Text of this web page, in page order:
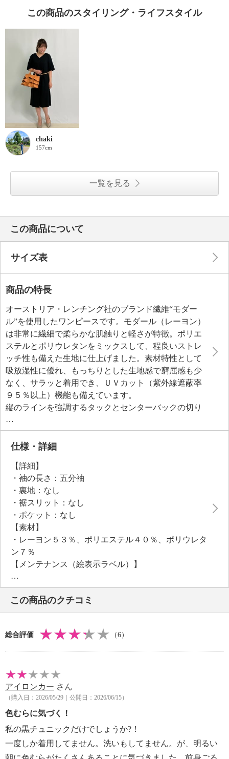
この商品のスタイリング・ライフスタイル
chaki
157cm
一覧を見る
この商品について
サイズ表
商品の特長
オーストリア・レンチング社のブランド繊維“モダー
ル”を使用したワンピースです。モダール（レーヨン）
は非常に繊細で柔らかな肌触りと軽さが特徴。ポリエ
ステルとポリウレタンをミックスして、程良いストレ
ッチ性も備えた生地に仕上げました。素材特性として
吸放湿性に優れ、もっちりとした生地感で窮屈感も少
なく、サラッと着用でき、ＵＶカット（紫外線遮蔽率
９５％以上）機能も備えています。
縦のラインを強調するタックとセンターバックの切り
替えにより、シャープに見えるように考慮しました。
ボディーラインを拾いにくいややゆったりめのＡライ
ンシルエットは、身体の動きに合わせて全体にドレー
リーブ風のデザインが二の腕をやさしくカバー。袖口
を別パーツで切り替えることで全体のデザインを引き
締めました。
仕様・詳細
【詳細】
・袖の長さ：五分袖
・裏地：なし
・裾スリット：なし
・ポケット：なし
【素材】
・レーヨン５３％、ポリエステル４０％、ポリウレタ
ン７％
【メンテナンス（絵表示ラベル）】
・洗濯機：可
・漂白処理：塩素系・酸素系漂白不可
・タンブル乾燥：不可
・自然乾燥：日陰の吊り干し
・ドライクリーニング：石油系ドライクリーニング可
【メンテナンス（ケアラベル）】
・水や汗などによる色落ち、色移り注意
・摩擦による色落ち、色移り注意
・ネット使用
【原産国（地）】
・日本製
この商品のクチコミ
総合評価 （6）
アイロンカー さん
（購入日：2026/05/29｜公開日：2026/06/15）
色むらに気づく！
私の黒チュニックだけでしょうか?！
一度しか着用してません。洗いもしてません。が、明るい